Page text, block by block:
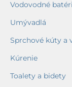
Vodovodné
Umývadlá
Sprchové kúty a
Kúrenie
Toalety a bidety